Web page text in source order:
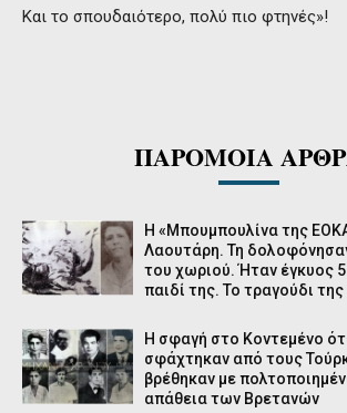
Και το σπουδαιότερο, πολύ πιο φτηνές»!
ΠΑΡΟΜΟΙΑ
Η «Μπουμπουλίνα της
Λαουτάρη. Τη
του χωριού. Ήταν έγκυος
παιδί της. Το τραγούδι
Η σφαγή στο Κοντεμένο
σφάχτηκαν από τους
βρέθηκαν με
απάθεια των Βρετανών